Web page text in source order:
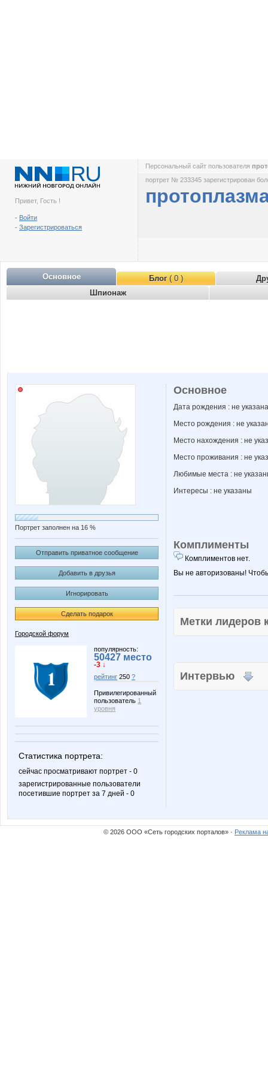
Привет, Гость !
- Войти
- Зарегистрироваться
Персональный сайт пользователя
портрет № 233345 зарегистрирован
Основное Блог( 0 )
Шпионаж
Портрет заполнен на 16 %
Отправить приватное сообщение
Добавить в друзья
Игнорировать
Сделать подарок
Городской форум
популярность:
50427 место
-3 ↓
рейтинг 250 ?
Привилегированный
пользователь 1
уровня
Статистика портрета:
сейчас просматривают портрет - 0
зарегистрированные пользователи
посетившие портрет за 7 дней - 0
Основное
Дата рождения : не указана
Место рождения : не
Место нахождения : не
Место проживания : не
Любимые места : не
Интересы : не указаны
Комплименты
Комплиментов нет.
Вы не авторизованы!
Метки
Интервью
© 2026 ООО «Сеть городских порталов» · Реклама